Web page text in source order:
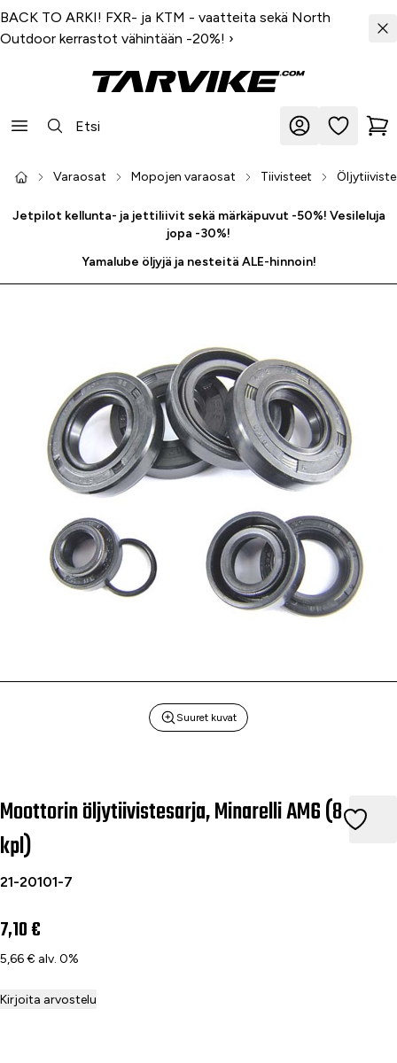
BACK TO ARKI! FXR- ja KTM - vaatteita sekä North
Outdoor kerrastot vähintään -20%! ›
Varaosat Mopojen varaosat Tiivisteet
Jetpilot kellunta- ja jettiliivit sekä märkäpuvut -50%! Vesileluja
jopa -30%!
Yamalube öljyjä ja nesteitä ALE-hinnoin!
Suuret kuvat
Moottorin öljytiivistesarja, Minarelli AM6 (8 kpl)
Moottorin öljytiivistesarja, Minarelli AM6 (8
kpl)
21-20101-7
7,10 €
5,66 € alv. 0%
Kirjoita arvostelu